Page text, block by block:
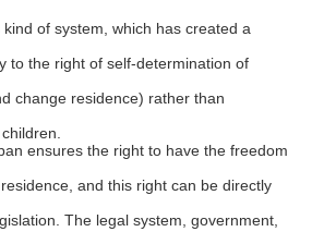
of system, which has created a
to the right of self-determination of
change residence) rather than
ensures the right to have the freedom
and this right can be directly
The legal system, government,